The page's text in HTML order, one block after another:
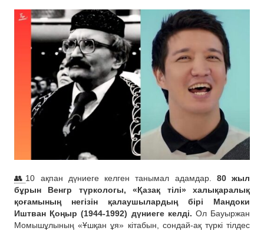
👥 10 ақпан дүниеге келген танымал адамдар. 80 жыл
бұрын Венгр түркологы, «Қазақ тілі» халықаралық
қоғамының негізін қалаушылардың бірі Мандоки
Иштван Қоңыр (1944-1992) дүниеге келді. Ол Бауыржан
Момышұлының «Ұшқан ұя» кітабын, сондай-ақ түркі тілдес